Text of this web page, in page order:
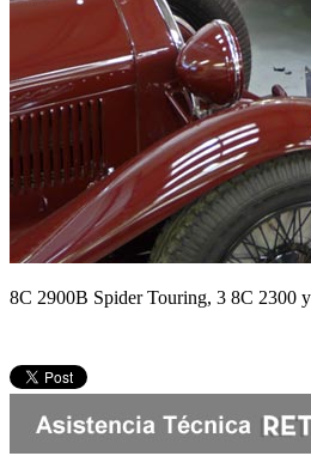
8C 2900B Spider Touring, 3 8C 2300